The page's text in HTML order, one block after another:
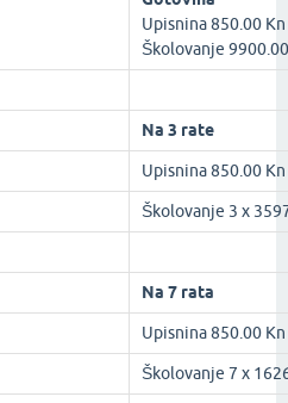
Upisnina 850.00 Kn
Školovanje
Na 3 rate
Upisnina 850.00 Kn
Školovanje 3 x
Na 7 rata
Upisnina 850.00 Kn
Školovanje 7 x